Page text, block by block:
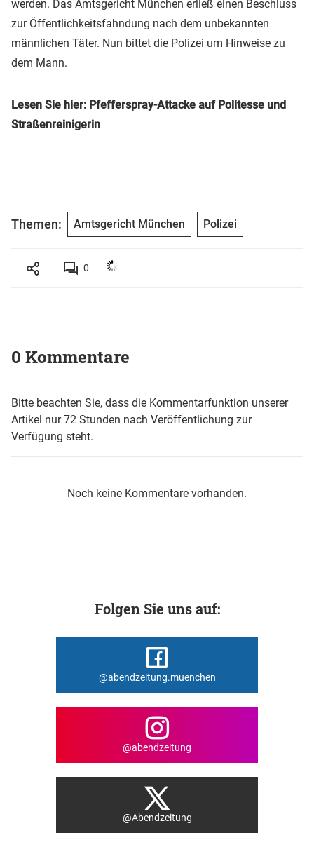
werden. Das Amtsgericht München erließ einen Beschluss
zur Öffentlichkeitsfahndung nach dem unbekannten
männlichen Täter. Nun bittet die Polizei um Hinweise zu
dem Mann.
Lesen Sie hier: Pfefferspray-Attacke auf Politesse und
Straßenreinigerin
Themen: Amtsgericht München Polizei
0
0 Kommentare
Bitte beachten Sie, dass die Kommentarfunktion unserer
Artikel nur 72 Stunden nach Veröffentlichung zur
Verfügung steht.
Noch keine Kommentare vorhanden.
Folgen Sie uns auf:
@abendzeitung.muenchen
@abendzeitung
@Abendzeitung